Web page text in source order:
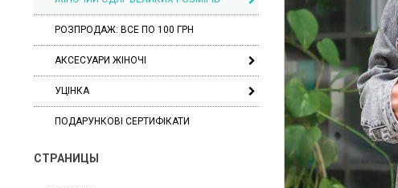
РОЗПРОДАЖ: ВСЕ ПО 100 ГРН
АКСЕСУАРИ ЖІНОЧІ
УЦІНКА
ПОДАРУНКОВІ СЕРТИФІКАТИ
СТРАНИЦЫ